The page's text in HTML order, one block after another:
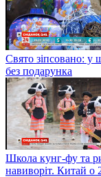
Свято зіпсовано: у
без подарунка
Школа кунг-фу та
навиворіт. Китай о